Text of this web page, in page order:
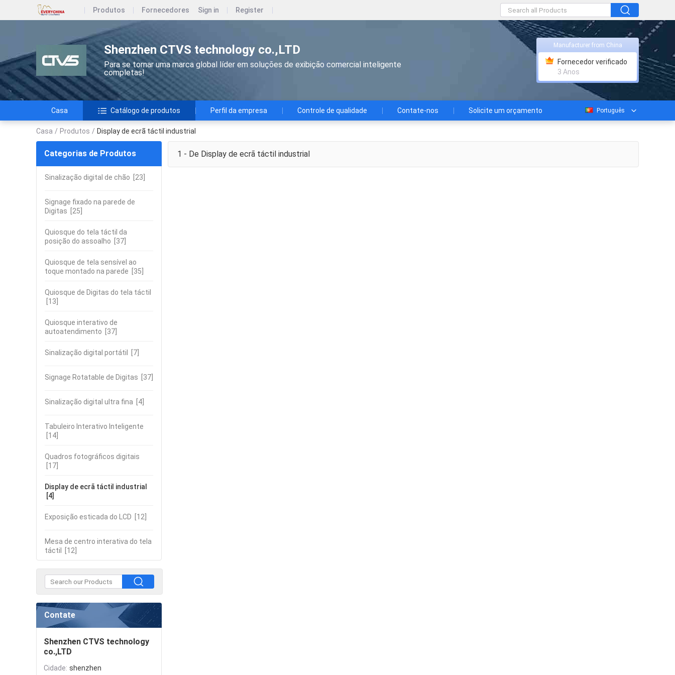
Produtos Fornecedores Sign in Register
Shenzhen CTVS technology co.,LTD
Para se tornar uma marca global líder em soluções de exibição comercial inteligente
completas!
Manufacturer from China
Fornecedor verificado
3 Anos
Casa Catálogo de produtos Perfil da empresa Controle de qualidade Contate-nos Solicite um orçamento Português
Casa / Produtos / Display de ecrã táctil industrial
Categorias de Produtos
Sinalização digital de chão [23]
Signage fixado na parede de
Digitas [25]
Quiosque do tela táctil da
posição do assoalho [37]
Quiosque de tela sensível ao
toque montado na parede [35]
Quiosque de Digitas do tela táctil
[13]
Quiosque interativo de
autoatendimento [37]
Sinalização digital portátil [7]
Signage Rotatable de Digitas [37]
Sinalização digital ultra fina [4]
Tabuleiro Interativo Inteligente
[14]
Quadros fotográficos digitais
[17]
Display de ecrã táctil industrial
[4]
Exposição esticada do LCD [12]
Mesa de centro interativa do tela
táctil
[12]
Contate
Shenzhen CTVS technology
co.,LTD
Cidade: shenzhen
1 - De Display de ecrã táctil industrial